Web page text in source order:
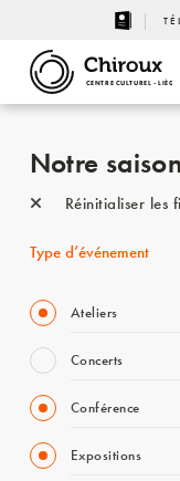
CENTRE CULTUREL - LIÈGE
Notre saison
Réinitialiser les
Type d’événement
Ateliers
Concerts
Conférence
Expositions